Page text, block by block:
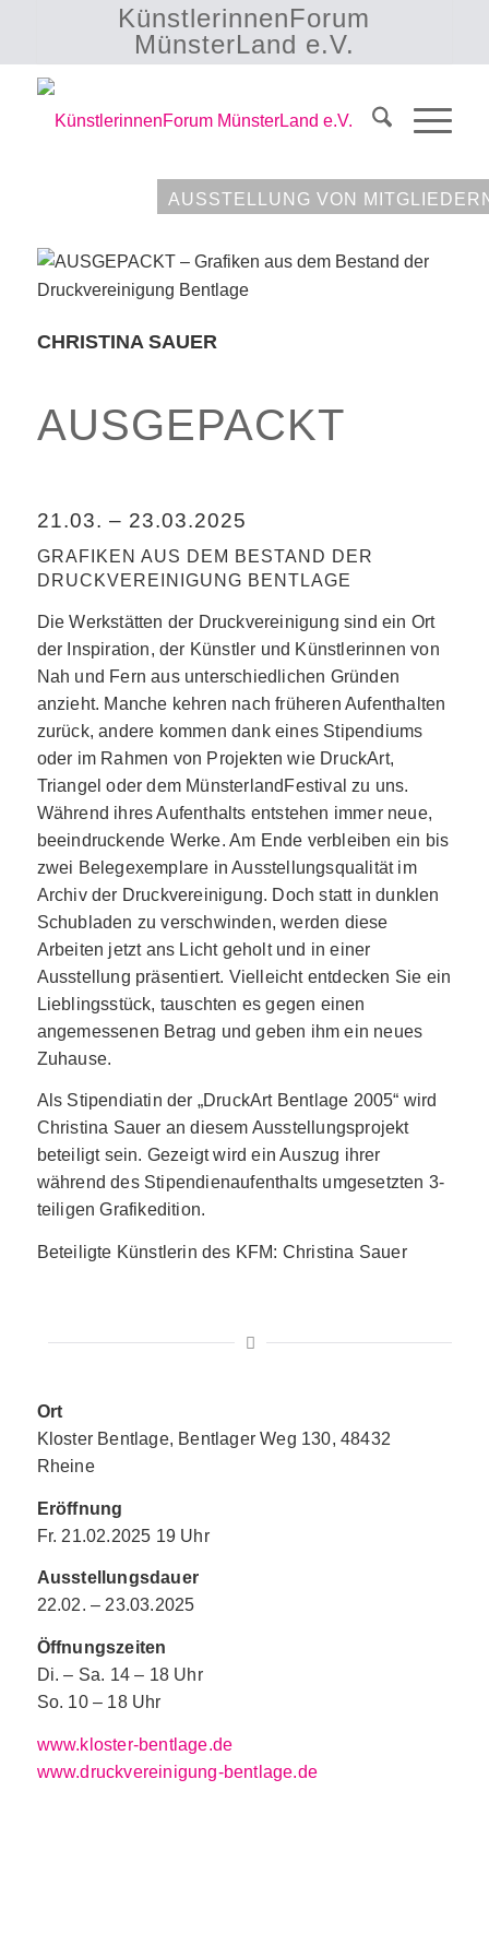
KünstlerinnenForum
MünsterLand e.V.
AUSSTELLUNG VON
CHRISTINA SAUER
AUSGEPACKT
21.03. – 23.03.2025
GRAFIKEN AUS DEM BESTAND DER
DRUCKVEREINIGUNG BENTLAGE
Die Werkstätten der Druckvereinigung sind ein Ort
der Inspiration, der Künstler und Künstlerinnen von
Nah und Fern aus unterschiedlichen Gründen
anzieht. Manche kehren nach früheren Aufenthalten
zurück, andere kommen dank eines Stipendiums
oder im Rahmen von Projekten wie DruckArt,
Triangel oder dem MünsterlandFestival zu uns.
Während ihres Aufenthalts entstehen immer neue,
beeindruckende Werke. Am Ende verbleiben ein bis
zwei Belegexemplare in Ausstellungsqualität im
Archiv der Druckvereinigung. Doch statt in dunklen
Schubladen zu verschwinden, werden diese
Arbeiten jetzt ans Licht geholt und in einer
Ausstellung präsentiert. Vielleicht entdecken Sie ein
Lieblingsstück, tauschten es gegen einen
angemessenen Betrag und geben ihm ein neues
Zuhause.
Als Stipendiatin der „DruckArt Bentlage 2005“ wird
Christina Sauer an diesem Ausstellungsprojekt
beteiligt sein. Gezeigt wird ein Auszug ihrer
während des Stipendienaufenthalts umgesetzten 3-
teiligen Grafikedition.
Beteiligte Künstlerin des KFM: Christina Sauer
Ort
Kloster Bentlage, Bentlager Weg 130, 48432
Rheine
Eröffnung
Fr. 21.02.2025 19 Uhr
Ausstellungsdauer
22.02. – 23.03.2025
Öffnungszeiten
Di. – Sa. 14 – 18 Uhr
So. 10 – 18 Uhr
www.kloster-bentlage.de
www.druckvereinigung-bentlage.de